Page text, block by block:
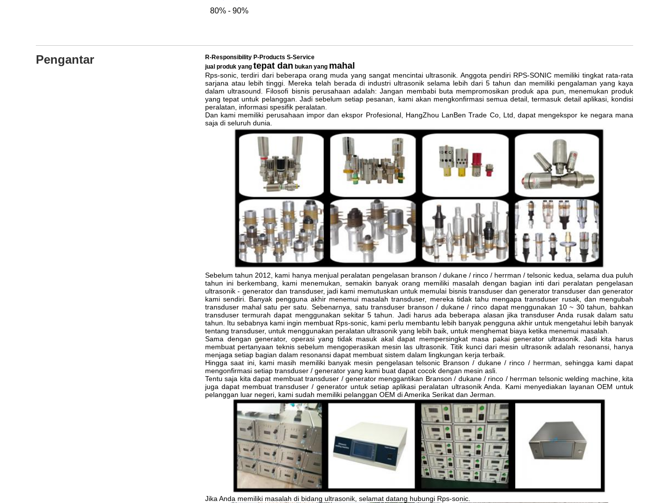
80% - 90%
Pengantar
R-Responsibility P-Products S-Service
jual produk yang tepat dan bukan yang mahal
Rps-sonic, terdiri dari beberapa orang muda yang sangat mencintai ultrasonik. Anggota pendiri RPS-SONIC memiliki tingkat rata-rata
sarjana atau lebih tinggi.
Mereka telah berada di industri ultrasonik selama lebih dari 5 tahun dan memiliki pengalaman yang kaya
dalam ultrasound.
Filosofi bisnis perusahaan adalah: Jangan membabi buta mempromosikan produk apa pun, menemukan produk
yang tepat untuk pelanggan.
Jadi sebelum setiap pesanan, kami akan mengkonfirmasi semua detail, termasuk detail aplikasi, kondisi
peralatan, informasi spesifik peralatan.
Dan kami memiliki perusahaan impor dan ekspor Profesional, HangZhou LanBen Trade Co, Ltd, dapat mengekspor ke negara mana
saja di seluruh dunia.
Sebelum tahun 2012, kami hanya menjual peralatan pengelasan branson / dukane / rinco / herrman / telsonic kedua, selama dua puluh
tahun ini berkembang, kami menemukan, semakin banyak orang memiliki masalah dengan bagian inti dari peralatan pengelasan
ultrasonik - generator dan transduser, jadi kami memutuskan untuk memulai bisnis transduser dan generator transduser dan generator
kami sendiri.
Banyak pengguna akhir menemui masalah transduser, mereka tidak tahu mengapa transduser rusak, dan mengubah
transduser mahal satu per satu.
Sebenarnya, satu transduser branson / dukane / rinco dapat menggunakan 10 ~ 30 tahun, bahkan
transduser termurah dapat menggunakan sekitar 5 tahun.
Jadi harus ada beberapa alasan jika transduser Anda rusak dalam satu
tahun.
Itu sebabnya kami ingin membuat Rps-sonic, kami perlu membantu lebih banyak pengguna akhir untuk mengetahui lebih banyak
tentang transduser, untuk menggunakan peralatan ultrasonik yang lebih baik, untuk menghemat biaya ketika menemui masalah.
Sama dengan generator, operasi yang tidak masuk akal dapat mempersingkat masa pakai generator ultrasonik.
Jadi kita harus
membuat pertanyaan teknis sebelum mengoperasikan mesin las ultrasonik. Titik kunci dari mesin ultrasonik adalah resonansi, hanya
menjaga setiap bagian dalam resonansi dapat membuat sistem dalam lingkungan kerja terbaik.
Hingga saat ini, kami masih memiliki banyak mesin pengelasan telsonic Branson / dukane / rinco / herrman, sehingga kami dapat
mengonfirmasi setiap transduser / generator yang kami buat dapat cocok dengan mesin asli.
Tentu saja kita dapat membuat transduser / generator menggantikan Branson / dukane / rinco / herrman telsonic welding machine, kita
juga dapat membuat transduser / generator untuk setiap aplikasi peralatan ultrasonik Anda.
Kami menyediakan layanan OEM untuk
pelanggan luar negeri, kami sudah memiliki pelanggan OEM di Amerika Serikat dan Jerman.
Jika Anda memiliki masalah di bidang ultrasonik, selamat datang hubungi Rps-sonic.